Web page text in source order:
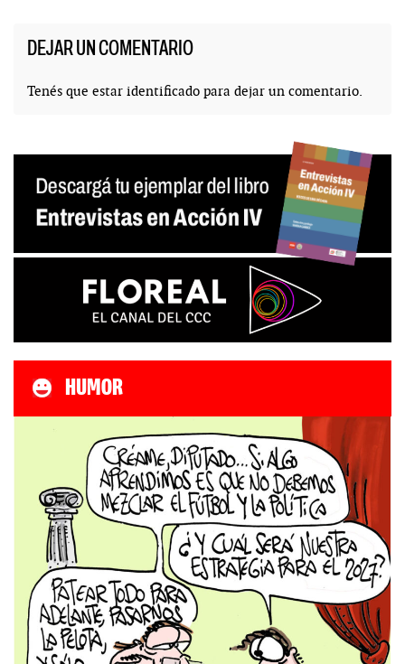
DEJAR UN COMENTARIO
Tenés que estar identificado para dejar un comentario.
HUMOR